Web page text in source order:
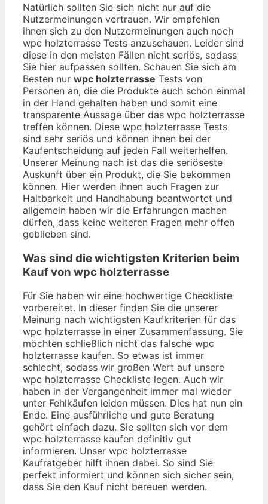
Natürlich sollten Sie sich nicht nur auf die
Nutzermeinungen vertrauen. Wir empfehlen
ihnen sich zu den Nutzermeinungen auch noch
wpc holzterrasse Tests anzuschauen. Leider sind
diese in den meisten Fällen nicht seriös, sodass
Sie hier aufpassen sollten. Schauen Sie sich am
Besten nur wpc holzterrasse Tests von
Personen an, die die Produkte auch schon einmal
in der Hand gehalten haben und somit eine
transparente Aussage über das wpc holzterrasse
treffen können. Diese wpc holzterrasse Tests
sind sehr seriös und können ihnen bei der
Kaufentscheidung auf jeden Fall weiterhelfen.
Unserer Meinung nach ist das die seriöseste
Auskunft über ein Produkt, die Sie bekommen
können. Hier werden ihnen auch Fragen zur
Haltbarkeit und Handhabung beantwortet und
allgemein haben wir die Erfahrungen machen
dürfen, dass keine weiteren Fragen mehr offen
geblieben sind.
Was sind die wichtigsten Kriterien beim
Kauf von wpc holzterrasse
Für Sie haben wir eine hochwertige Checkliste
vorbereitet. In dieser finden Sie die unserer
Meinung nach wichtigsten Kaufkriterien für das
wpc holzterrasse in einer Zusammenfassung. Sie
möchten schließlich nicht das falsche wpc
holzterrasse kaufen. So etwas ist immer
schlecht, sodass wir großen Wert auf unsere
wpc holzterrasse Checkliste legen. Auch wir
haben in der Vergangenheit immer mal wieder
unter Fehlkäufen leiden müssen. Dies hat nun ein
Ende. Eine ausführliche und gute Beratung
gehört einfach dazu. Sie sollten sich vor dem
wpc holzterrasse kaufen definitiv gut
informieren. Unser wpc holzterrasse
Kaufratgeber hilft ihnen dabei. So sind Sie
perfekt informiert und können sich sicher sein,
dass Sie den Kauf nicht bereuen werden.